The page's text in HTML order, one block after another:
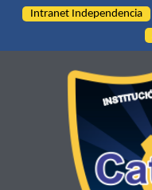
Intranet Independencia